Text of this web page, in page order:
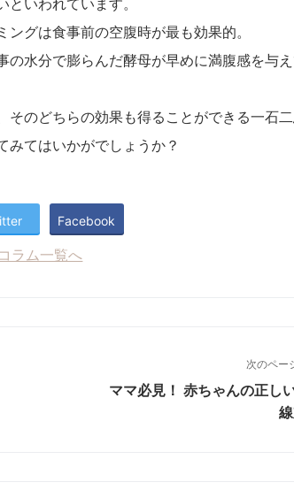
いわれています。
グは食事前の空腹時が最も効果的。
水分で膨らんだ酵母が早めに満腹感を与え
そのどちらの効果も得ることができる一石
みてはいかがでしょうか？
Facebook
コラム一覧へ
次のペー
ママ必見！ 赤ちゃんの正し